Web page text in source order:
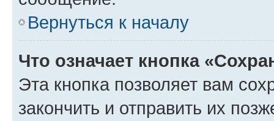
Вернуться к началу
Что означает кнопка
Эта кнопка позволяет вам
закончить и отправить их